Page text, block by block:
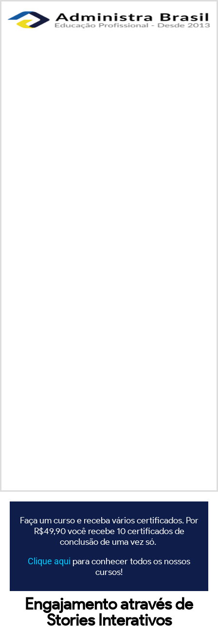
Faça um curso e receba vários certificados. Por
R$49,90 você recebe 10 certificados de
conclusão de uma vez só.
Clique aqui para conhecer todos os nossos
cursos!
Engajamento através de
Stories Interativos